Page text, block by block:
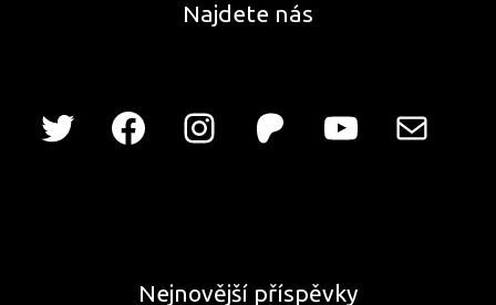
Najdete nás
Nejnovější příspěvky